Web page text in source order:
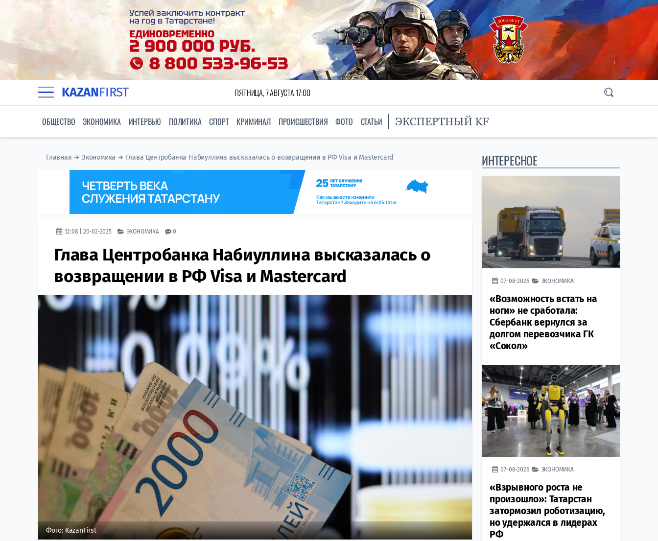
KAZANFIRST ПЯТНИЦА, 7 АВГУСТА 17:00
ОБЩЕСТВО ЭКОНОМИКА ИНТЕРВЬЮ ПОЛИТИКА СПОРТ КРИМИНАЛ ПРОИСШЕСТВИЯ ФОТО СТАТЬИ
Главная →Экономика → Глава Центробанка Набиуллина высказалась о возвращении в РФ Visa и Mastercard
12:08 | 20-02-2025 ЭКОНОМИКА 0
Глава Центробанка Набиуллина высказалась о
возвращении в РФ Visa и Mastercard
Фото: KazanFirst
ИНТЕРЕСНОЕ
07-08-2026 ЭКОНОМИКА
«Возможность встать на
ноги» не сработала:
Сбербанк вернулся за
долгом перевозчика ГК
«Сокол»
07-08-2026 ЭКОНОМИКА
«Взрывного роста не
произошло»: Татарстан
затормозил роботизацию,
но удержался в лидерах
РФ